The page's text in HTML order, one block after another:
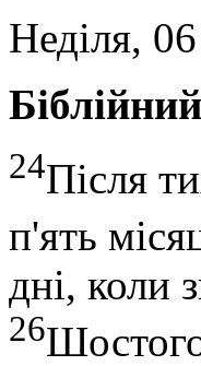
Неділя,
24Після
п'ять
дні, коли
26